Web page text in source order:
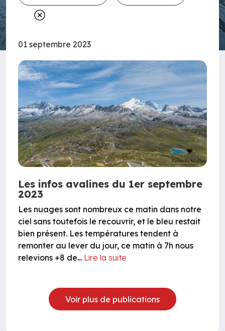
01 septembre 2023
Les infos avalines du 1er septembre
2023
Les nuages sont nombreux ce matin dans notre
ciel sans toutefois le recouvrir, et le bleu restait
bien présent. Les températures tendent à
remonter au lever du jour, ce matin à 7h nous
relevions +8 de... Lire la suite
Voir plus de publications